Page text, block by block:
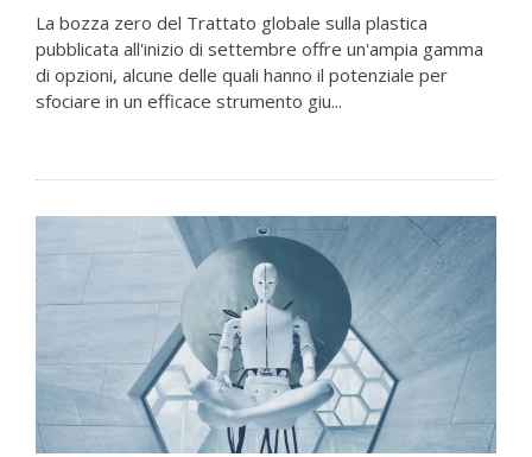
La bozza zero del Trattato globale sulla plastica
pubblicata all'inizio di settembre offre un'ampia gamma
di opzioni, alcune delle quali hanno il potenziale per
sfociare in un efficace strumento giu...